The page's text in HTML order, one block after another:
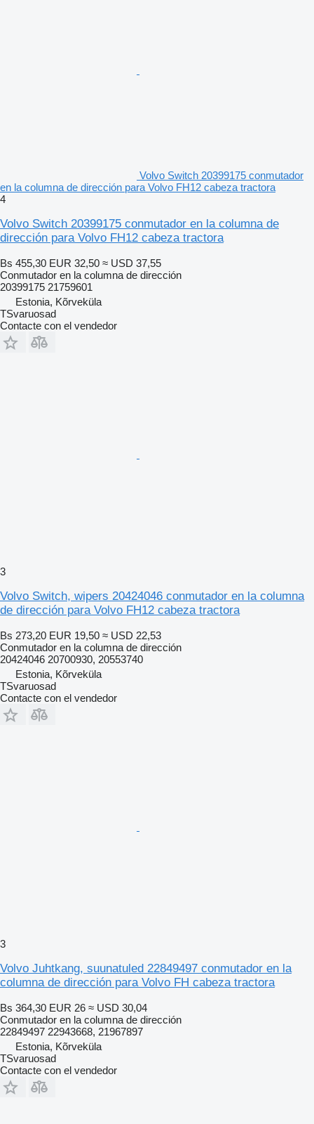
Volvo Switch 20399175 conmutador
en la columna de dirección para Volvo FH12 cabeza tractora
4
Volvo Switch 20399175 conmutador en la columna de
dirección para Volvo FH12 cabeza tractora
Bs 455,30 EUR 32,50 ≈ USD 37,55
Conmutador en la columna de dirección
20399175 21759601
Estonia, Kõrveküla
TSvaruosad
Contacte con el vendedor
3
Volvo Switch, wipers 20424046 conmutador en la columna
de dirección para Volvo FH12 cabeza tractora
Bs 273,20 EUR 19,50 ≈ USD 22,53
Conmutador en la columna de dirección
20424046 20700930, 20553740
Estonia, Kõrveküla
TSvaruosad
Contacte con el vendedor
3
Volvo Juhtkang, suunatuled 22849497 conmutador en la
columna de dirección para Volvo FH cabeza tractora
Bs 364,30 EUR 26 ≈ USD 30,04
Conmutador en la columna de dirección
22849497 22943668, 21967897
Estonia, Kõrveküla
TSvaruosad
Contacte con el vendedor